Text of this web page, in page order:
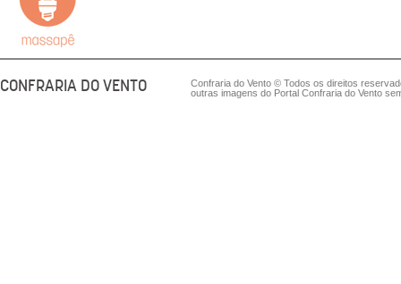
CONFRARIA DO VENTO
Confraria do Vento © Todos os direitos
outras imagens do Portal Confraria do Vento